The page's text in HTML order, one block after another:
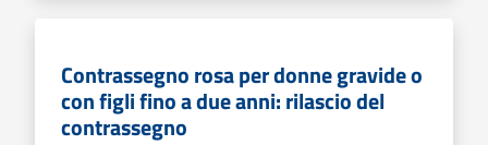
Contrassegno rosa per donne gravide o
con figli fino a due anni: rilascio del
contrassegno